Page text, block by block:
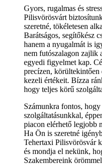
Gyors, rugalmas és
Pilisvörösvárt
szeretné, tökéletesen
Barátságos, segítőkész
hanem a nyugalmát is
nem futószalagon zajlik
egyedi figyelmet kap.
precízen, körültekintően
kezeli értékeit. Bízza
hogy teljes körű
Számunkra fontos,
szolgáltatásunkkal,
piacon elérhető legjobb
Ha Ön is szeretné
Tehertaxi Pilisvörösvár
és mondja el nekünk,
Szakembereink